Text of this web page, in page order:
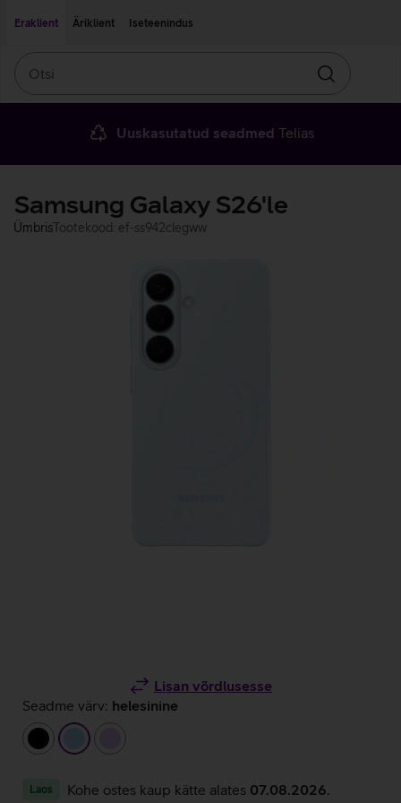
Eraklient
Äriklient Iseteenindus
Otsin
Uuskasutatud seadmed Telias
Samsung Galaxy S26'le
ÜmbrisTootekood: ef-ss942clegww
Lisan võrdlusesse
Seadme värv: helesinine
must
helesinine
Laos Kohe ostes kaup kätte alates 07.08.2026